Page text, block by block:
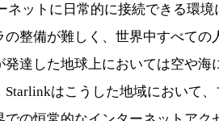
ットに日常的に接続できる環
整備が難しく、世界中すべての
達した地球上においては空や海
はこうした地域において